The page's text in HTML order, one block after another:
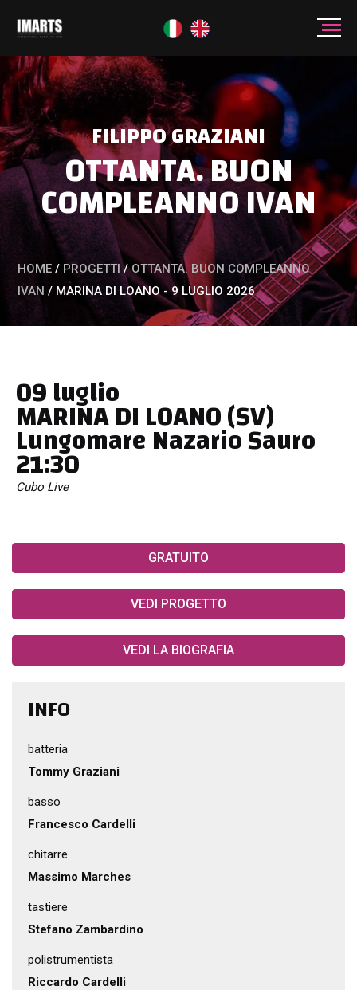
FILIPPO GRAZIANI
OTTANTA. BUON
COMPLEANNO IVAN
HOME / PROGETTI / OTTANTA. BUON COMPLEANNO
IVAN / MARINA DI LOANO - 9 LUGLIO 2026
09 luglio
MARINA DI LOANO (SV)
Lungomare Nazario Sauro
21:30
Cubo Live
GRATUITO
VEDI PROGETTO
VEDI LA BIOGRAFIA
INFO
batteria
Tommy Graziani
basso
Francesco Cardelli
chitarre
Massimo Marches
tastiere
Stefano Zambardino
polistrumentista
Riccardo Cardelli